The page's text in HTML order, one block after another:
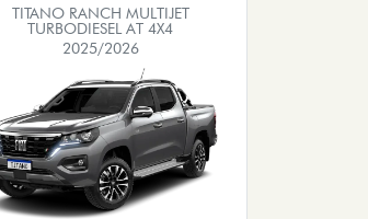
TITANO RANCH MULTIJET
TURBODIESEL AT 4X4
2025/2026